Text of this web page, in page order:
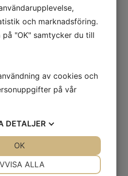
Snipe
Genuin
Francolin
Skulderfjäder - Färgade
Kroppsfjäder
Goose Cosette
Vingpennor- Färgade
och marknadsföring.
"OK" samtycker du till
av cookies och
på vår
DETALJER
ALLA
OK